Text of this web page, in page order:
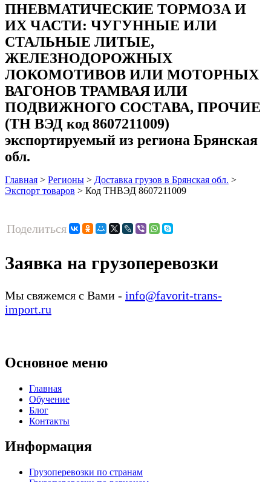
ПНЕВМАТИЧЕСКИЕ ТОРМОЗА И
ИХ ЧАСТИ: ЧУГУННЫЕ ИЛИ
СТАЛЬНЫЕ ЛИТЫЕ,
ЖЕЛЕЗНОДОРОЖНЫХ
ЛОКОМОТИВОВ ИЛИ МОТОРНЫХ
ВАГОНОВ ТРАМВАЯ ИЛИ
ПОДВИЖНОГО СОСТАВА, ПРОЧИЕ
(ТН ВЭД код 8607211009)
экспортируемый из региона Брянская
обл.
Главная > Регионы > Доставка грузов в Брянская обл. >
Экспорт товаров > Код ТНВЭД 8607211009
Поделиться
Заявка на грузоперевозки
Мы свяжемся с Вами - info@favorit-trans-
import.ru
Основное меню
Главная
Обучение
Блог
Контакты
Информация
Грузоперевозки по странам